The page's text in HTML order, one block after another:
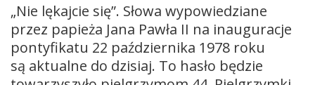
„Nie lękajcie się”. Słowa wypowiedziane
przez papieża Jana Pawła II na inauguracje
pontyfikatu 22 października 1978 roku
są aktualne do dzisiaj. To hasło będzie